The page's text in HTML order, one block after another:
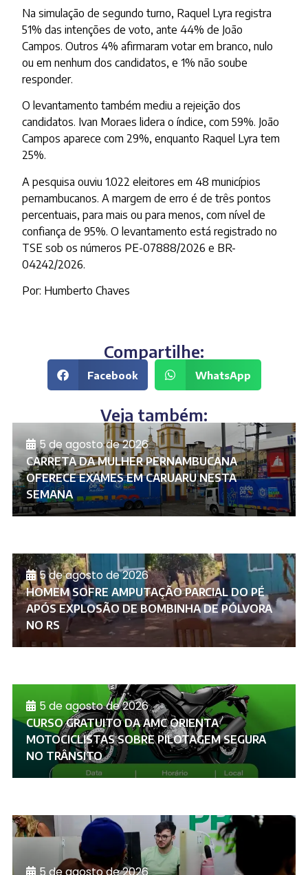
Na simulação de segundo turno, Raquel Lyra registra
51% das intenções de voto, ante 44% de João
Campos. Outros 4% afirmaram votar em branco, nulo
ou em nenhum dos candidatos, e 1% não soube
responder.
O levantamento também mediu a rejeição dos
candidatos. Ivan Moraes lidera o índice, com 59%. João
Campos aparece com 29%, enquanto Raquel Lyra tem
25%.
A pesquisa ouviu 1.022 eleitores em 48 municípios
pernambucanos. A margem de erro é de três pontos
percentuais, para mais ou para menos, com nível de
confiança de 95%. O levantamento está registrado no
TSE sob os números PE-07888/2026 e BR-
04242/2026.
Por: Humberto Chaves
Compartilhe:
Facebook WhatsApp
Veja também:
5 de agosto de 2026
CARRETA DA MULHER PERNAMBUCANA
OFERECE EXAMES EM CARUARU NESTA
SEMANA
5 de agosto de 2026
HOMEM SOFRE AMPUTAÇÃO PARCIAL DO PÉ
APÓS EXPLOSÃO DE BOMBINHA DE PÓLVORA
NO RS
5 de agosto de 2026
CURSO GRATUITO DA AMC ORIENTA
MOTOCICLISTAS SOBRE PILOTAGEM SEGURA
NO TRÂNSITO
5 de agosto de 2026